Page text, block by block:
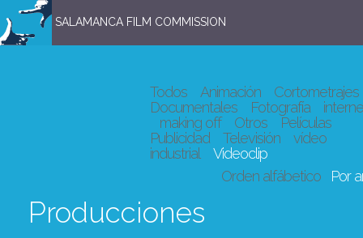
SALAMANCA FILM COMMISSION
Todos Animación
Cortometrajes
Documentales
Fotografía
making off
Otros
Películas
Publicidad
Televisión
vídeo
industrial
Videoclip
Orden alfábetico
Por
Producciones